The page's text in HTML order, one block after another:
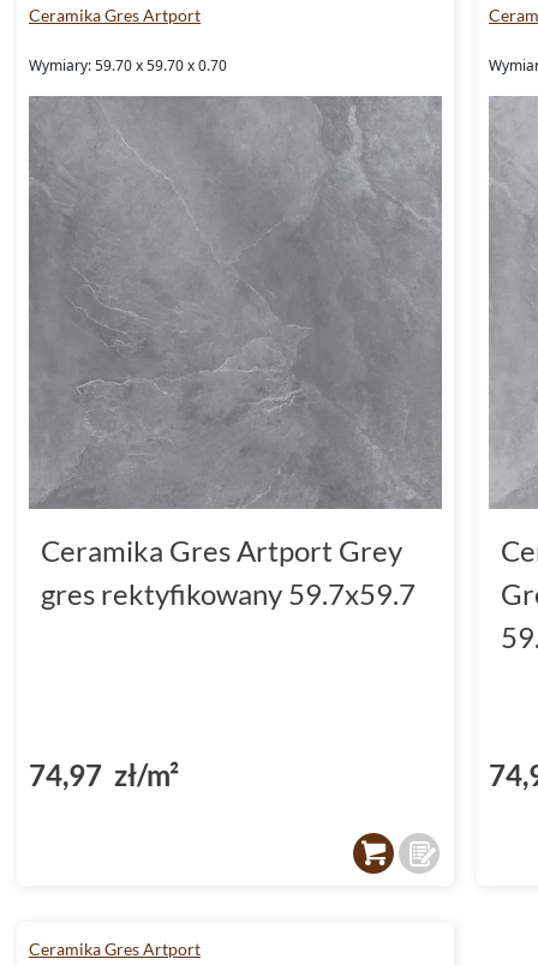
Ceramika Gres Artport
Wymiary: 59.70 x 59.70 x 0.70
Ceramika Gres Artport Grey
gres rektyfikowany 59.7x59.7
74,97 zł/m²
Ceramika Gres Artport